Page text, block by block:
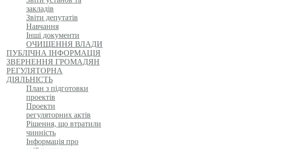
закладів
Звіти депутатів
Навчання
Інші документи
ОЧИЩЕННЯ ВЛАДИ
ПУБЛІЧНА ІНФОРМАЦІЯ
ЗВЕРНЕННЯ ГРОМАДЯН
РЕГУЛЯТОРНА
ДІЯЛЬНІСТЬ
План з підготовки
проектів
Проекти
регуляторних актів
Рішення, що втратили
чинність
Інформація про